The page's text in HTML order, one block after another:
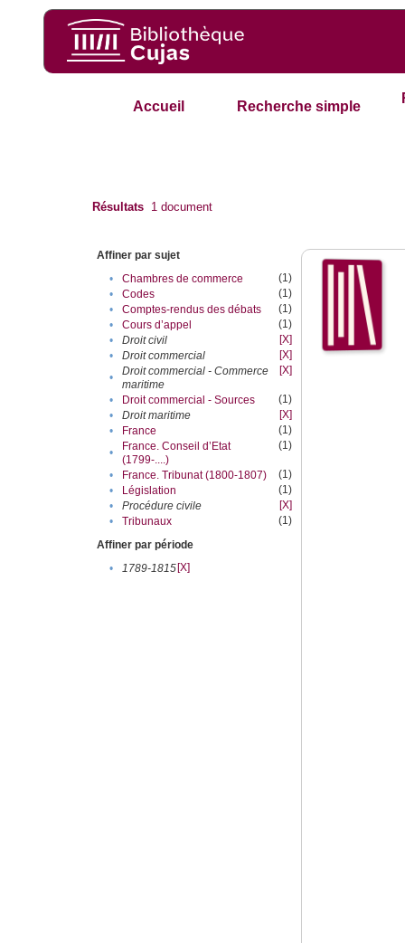
Accueil Recherche simple
Résultats 1 document
Affiner par sujet
•
Chambres de commerce
(1)
•
Codes
(1)
•
Comptes-rendus des débats
(1)
•
Cours d’appel
(1)
•
Droit civil
[X]
•
Droit commercial
[X]
•
Droit commercial - Commerce
maritime
[X]
• Droit commercial - Sources
(1)
•
Droit maritime
[X]
•
France
(1)
•
France. Conseil d’Etat
(1799-....)
(1)
• France. Tribunat (1800-1807)
(1)
•
Législation
(1)
•
Procédure civile
[X]
•
Tribunaux
(1)
Affiner par période
•
1789-1815[X]